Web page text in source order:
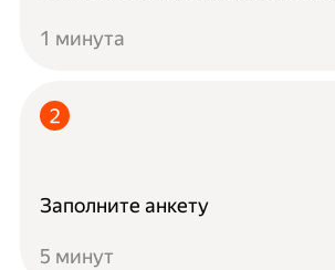
1 минута
Заполните анкету
5 минут